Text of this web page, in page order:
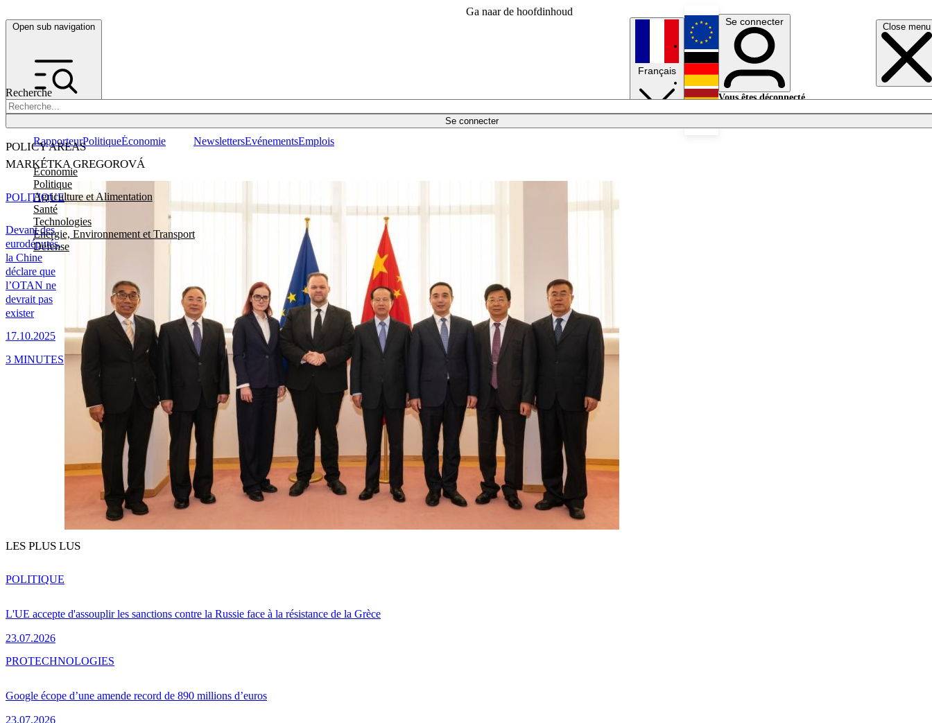
Ga naar de hoofdinhoud
Open sub navigation Close menu
Recherche
Se connecter
POLICY AREAS
Economie
Politique
Agriculture et Alimentation
Santé
Technologies
Energie, Environnement et Transport
Défense
RapporteurPolitiqueÉconomie NewslettersEvénementsEmplois
Français
English
Deutsch
Se connecter
Vous êtes déconnecté.
MARKÉTKA GREGOROVÁ
Devant des
eurodéputés,
la Chine
déclare que
l’OTAN ne
devrait pas
exister
17.10.2025
POLITIQUE
3 MINUTES
LES PLUS LUS
L'UE accepte d'assouplir les sanctions contre la Russie face à la résistance de la Grèce
23.07.2026
POLITIQUE
Google écope d’une amende record de 890 millions d’euros
23.07.2026
PROTECHNOLOGIES